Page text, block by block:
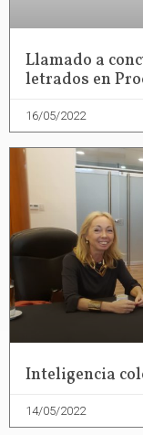
Llamado a
letrados en
16/05/2022
Inteligencia
14/05/2022